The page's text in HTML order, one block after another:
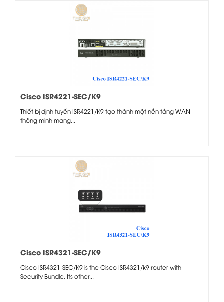
Cisco ISR4221-SEC/K9
Thiết bị định tuyến ISR4221/K9 tạo thành một nền tảng WAN
thông minh mang...
Cisco ISR4321-SEC/K9
Cisco ISR4321-SEC/K9 is the Cisco ISR4321/k9 router with
Security Bundle. Its other...